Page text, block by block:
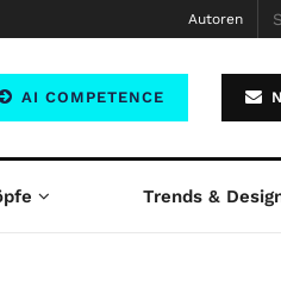
Autoren
AI COMPETENCE
Trends &